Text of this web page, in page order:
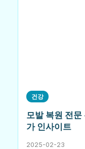
건강
모발 복원 전
가 인사이트
2025-02-23